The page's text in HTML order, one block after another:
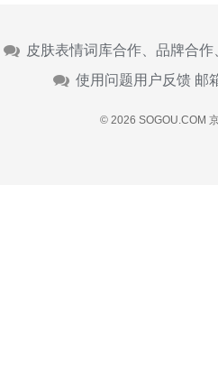
皮肤表情词库合作、品牌合
使用问题用户反馈 邮
© 2026 SOGOU.COM